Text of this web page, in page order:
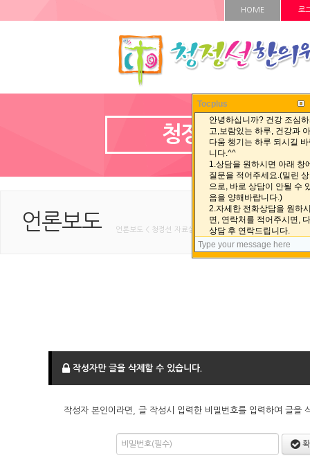
HOME 로
청정선 자료실
언론보도 언론보도 < 청정선 자료실 < HOME
작성자만 글을 삭제할 수 있습니다.
작성자 본인이라면, 글 작성시 입력한 비밀번호를 입력하여 글을
Tocplus